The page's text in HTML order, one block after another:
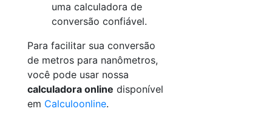
uma calculadora de
conversão confiável.
Para facilitar sua conversão
de metros para nanômetros,
você pode usar nossa
calculadora online disponível
em Calculoonline.